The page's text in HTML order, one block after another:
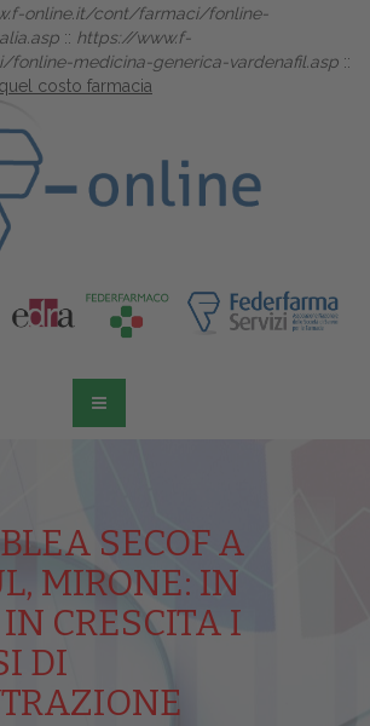
online.it/cont/farmaci/fonline-
:: https://www.f-
medicina-generica-vardenafil.asp ::
costo farmacia
SECOF A
MIRONE: IN
CRESCITA I
DI